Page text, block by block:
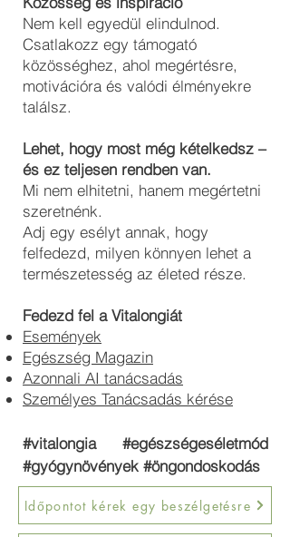
Nem kell egyedül elindulnod.
Csatlakozz egy támogató
közösséghez, ahol megértésre,
motivációra és valódi élményekre
találsz.
Lehet, hogy most még kételkedsz –
és ez teljesen rendben van.
Mi nem elhitetni, hanem megértetni
szeretnénk.
Adj egy esélyt annak, hogy
felfedezd, milyen könnyen lehet a
természetesség az életed része.
Fedezd fel a Vitalongiát
Események
Egészség Magazin
Azonnali AI tanácsadás
Személyes Tanácsadás kérése
#vitalongia #egészségeséletmód
#gyógynövények #öngondoskodás
Időpontot kérek egy beszélgetésre